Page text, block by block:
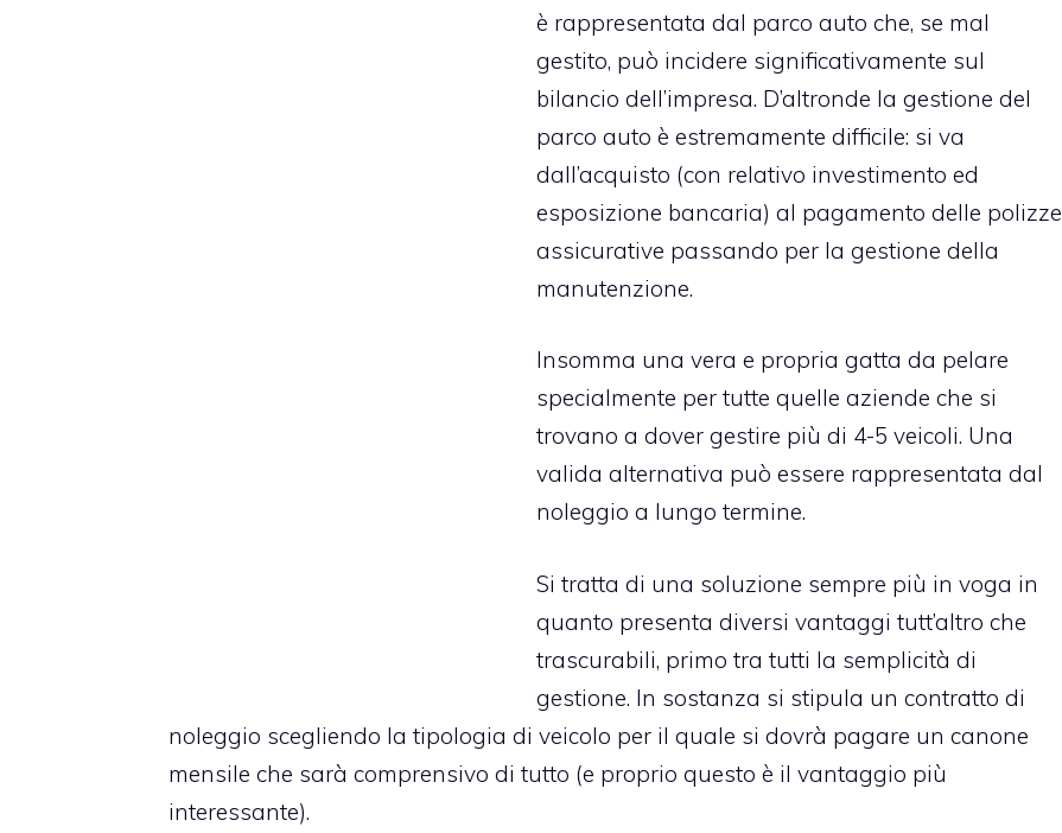
è rappresentata dal parco auto che, se mal
gestito, può incidere significativamente sul
bilancio dell’impresa. D’altronde la gestione del
parco auto è estremamente difficile: si va
dall’acquisto (con relativo investimento ed
esposizione bancaria) al pagamento delle polizze
assicurative passando per la gestione della
manutenzione.
Insomma una vera e propria gatta da pelare
specialmente per tutte quelle aziende che si
trovano a dover gestire più di 4-5 veicoli. Una
valida alternativa può essere rappresentata dal
noleggio a lungo termine.
Si tratta di una soluzione sempre più in voga in
quanto presenta diversi vantaggi tutt’altro che
trascurabili, primo tra tutti la semplicità di
gestione. In sostanza si stipula un contratto di
noleggio scegliendo la tipologia di veicolo per il quale si dovrà pagare un canone
mensile che sarà comprensivo di tutto (e proprio questo è il vantaggio più
interessante).